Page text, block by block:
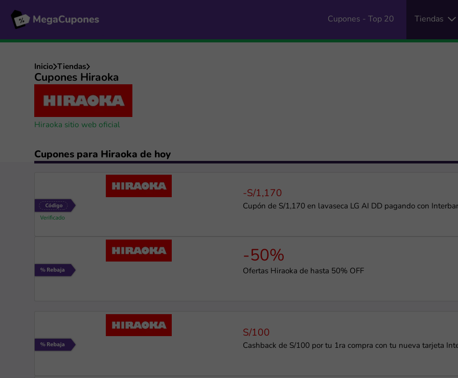
Cupones - Top 20 Tiendas
Inicio Tiendas
Cupones Hiraoka
Hiraoka sitio web oficial
Cupones para Hiraoka de hoy
-S/1,170
Cupón de S/1,170 en lavaseca LG AI DD pagando con
-50%
Ofertas Hiraoka de hasta 50% OFF
S/100
Cashback de S/100 por tu 1ra compra con tu nueva tarjeta